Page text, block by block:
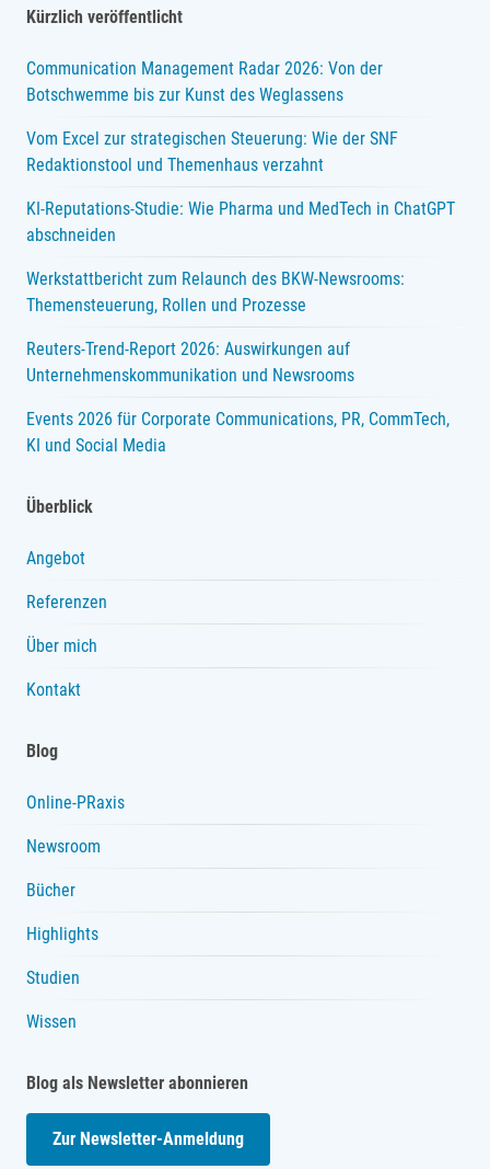
Kürzlich veröffentlicht
Communication Management Radar 2026: Von der
Botschwemme bis zur Kunst des Weglassens
Vom Excel zur strategischen Steuerung: Wie der SNF
Redaktionstool und Themenhaus verzahnt
KI-Reputations-Studie: Wie Pharma und MedTech in ChatGPT
abschneiden
Werkstattbericht zum Relaunch des BKW-Newsrooms:
Themensteuerung, Rollen und Prozesse
Reuters-Trend-Report 2026: Auswirkungen auf
Unternehmenskommunikation und Newsrooms
Events 2026 für Corporate Communications, PR, CommTech,
KI und Social Media
Überblick
Angebot
Referenzen
Über mich
Kontakt
Blog
Online-PRaxis
Newsroom
Bücher
Highlights
Studien
Wissen
Blog als Newsletter abonnieren
Zur Newsletter-Anmeldung